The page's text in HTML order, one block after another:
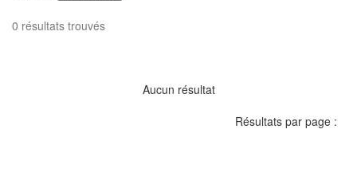
0 résultats trouvés
Aucun résultat
Résultats par page :